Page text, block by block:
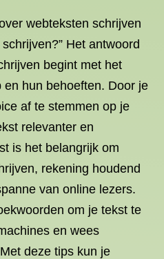
webteksten schrijven
Het antwoord
begint met het
hun behoeften. Door je
af te stemmen op je
relevanter en
is het belangrijk om
rekening houdend
van online lezers.
om je tekst te
en wees
deze tips kun je